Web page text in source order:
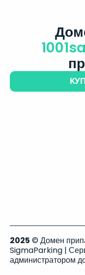
2025 © Домен
SigmaParking |
администратором